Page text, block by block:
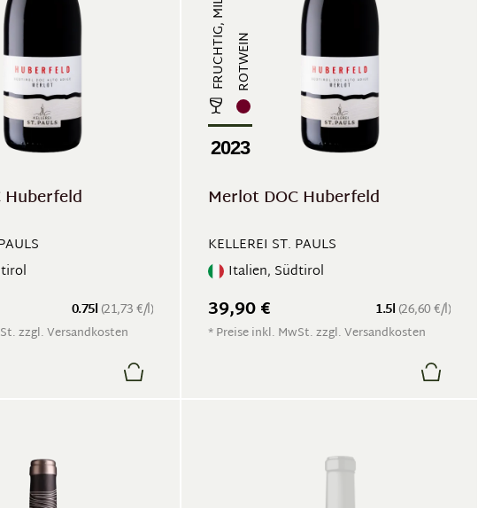
Huberfeld
0.75l (21,73 €/l)
zzgl. Versandkosten
ROTWEIN
2023
Merlot DOC Huberfeld
KELLEREI ST. PAULS
Italien, Südtirol
1.5l (26,60 €/l)
39,90 €
* Preise inkl. MwSt. zzgl. Versandkosten